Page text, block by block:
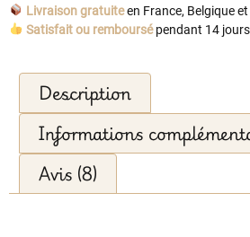
Livraison gratuiteen France, Belgique
Satisfait ou remboursépendant 14 jours
Description
Informations
Avis (8)